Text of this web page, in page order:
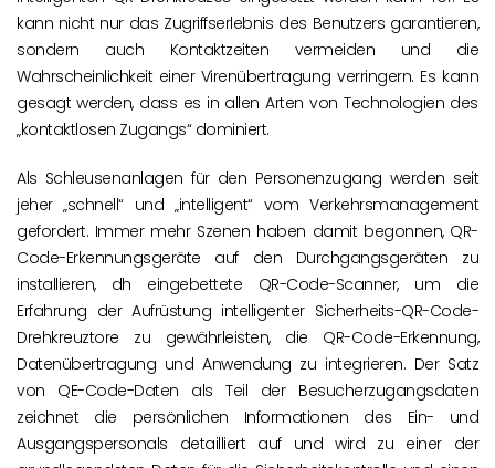
kann nicht nur das Zugriffserlebnis des Benutzers garantieren,
sondern auch Kontaktzeiten vermeiden und die
Wahrscheinlichkeit einer Virenübertragung verringern. Es kann
gesagt werden, dass es in allen Arten von Technologien des
„kontaktlosen Zugangs“ dominiert.
Als Schleusenanlagen für den Personenzugang werden seit
jeher „schnell“ und „intelligent“ vom Verkehrsmanagement
gefordert. Immer mehr Szenen haben damit begonnen, QR-
Code-Erkennungsgeräte auf den Durchgangsgeräten zu
installieren, dh eingebettete QR-Code-Scanner, um die
Erfahrung der Aufrüstung intelligenter Sicherheits-QR-Code-
Drehkreuztore zu gewährleisten, die QR-Code-Erkennung,
Datenübertragung und Anwendung zu integrieren. Der Satz
von QE-Code-Daten als Teil der Besucherzugangsdaten
zeichnet die persönlichen Informationen des Ein- und
Ausgangspersonals detailliert auf und wird zu einer der